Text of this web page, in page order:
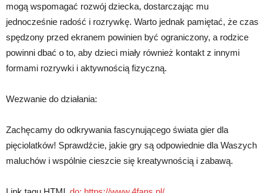
mogą wspomagać rozwój dziecka, dostarczając mu
jednocześnie radość i rozrywkę. Warto jednak pamiętać, że czas
spędzony przed ekranem powinien być ograniczony, a rodzice
powinni dbać o to, aby dzieci miały również kontakt z innymi
formami rozrywki i aktywnością fizyczną.
Wezwanie do działania:
Zachęcamy do odkrywania fascynującego świata gier dla
pięciolatków! Sprawdźcie, jakie gry są odpowiednie dla Waszych
maluchów i wspólnie cieszcie się kreatywnością i zabawą.